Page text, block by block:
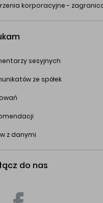
korporacyjne -
sesyjnych
ze spółek
z danymi
do nas